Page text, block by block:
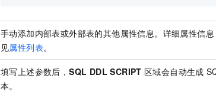
手动添加内部表或外部表的其他属性信息。详细属性信
见属性列表。
填写上述参数后，SQL DDL SCRIPT 区域会自动生成
本。